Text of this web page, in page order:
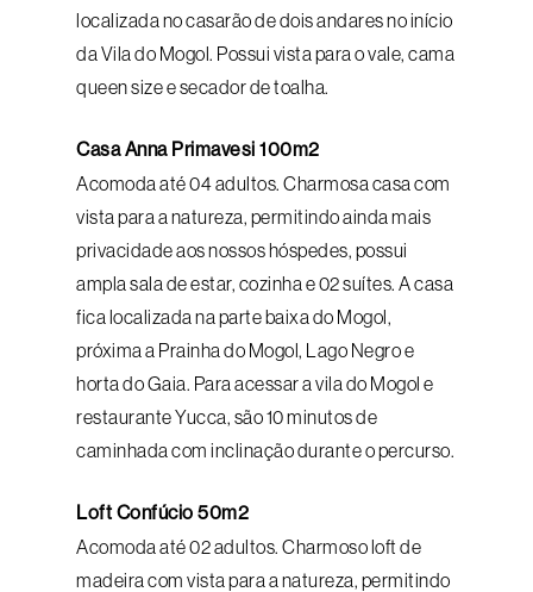
localizada no casarão de dois andares no início
da Vila do Mogol. Possui vista para o vale, cama
queen size e secador de toalha.
Casa Anna Primavesi 100m2
Acomoda até 04 adultos. Charmosa casa com
vista para a natureza, permitindo ainda mais
privacidade aos nossos hóspedes, possui
ampla sala de estar, cozinha e 02 suítes. A casa
fica localizada na parte baixa do Mogol,
próxima a Prainha do Mogol, Lago Negro e
horta do Gaia. Para acessar a vila do Mogol e
restaurante Yucca, são 10 minutos de
caminhada com inclinação durante o percurso.
Loft Confúcio 50m2
Acomoda até 02 adultos. Charmoso loft de
madeira com vista para a natureza, permitindo